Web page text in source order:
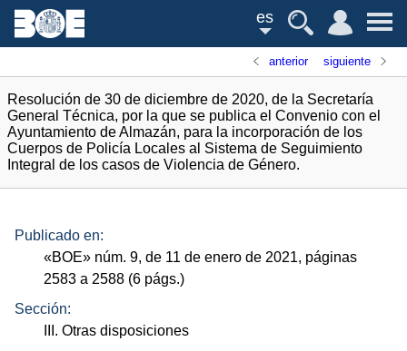
es
anterior siguiente
Resolución de 30 de diciembre de 2020, de la Secretaría
General Técnica, por la que se publica el Convenio con el
Ayuntamiento de Almazán, para la incorporación de los
Cuerpos de Policía Locales al Sistema de Seguimiento
Integral de los casos de Violencia de Género.
Publicado en:
«BOE» núm. 9, de 11 de enero de 2021, páginas
2583 a 2588 (6 págs.)
Sección:
III. Otras disposiciones